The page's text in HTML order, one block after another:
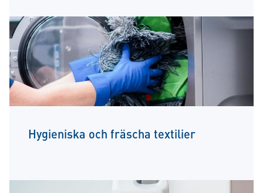
Hygieniska och fräscha textilier